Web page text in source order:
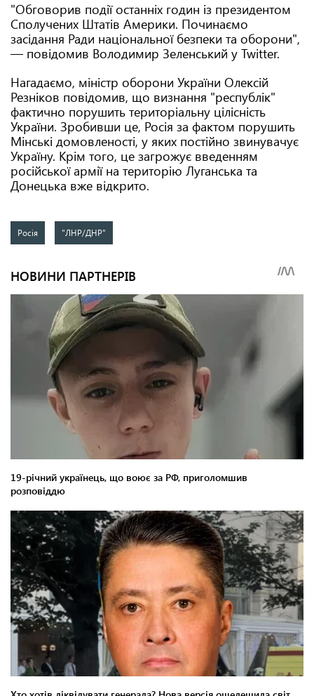
"Обговорив події останніх годин із президентом
Сполучених Штатів Америки. Починаємо
засідання Ради національної безпеки та оборони",
— повідомив Володимир Зеленський у Twitter.
Нагадаємо, міністр оборони України Олексій
Резніков повідомив, що визнання "республік"
фактично порушить територіальну цілісність
України. Зробивши це, Росія за фактом порушить
Мінські домовленості, у яких постійно звинувачує
Україну. Крім того, це загрожує введенням
російської армії на територію Луганська та
Донецька вже відкрито.
Росія "ЛНР/ДНР"